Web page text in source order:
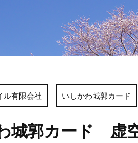
ル有限会社 いしかわ城郭カード
城郭カード 虚